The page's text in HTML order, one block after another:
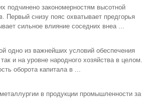
подчинено закономерностям высотной
снизу пояс охватывает предгорья
сильное влияние соседних внеа ...
одно из важнейших условий обеспечения
и на уровне народного хозяйства в целом.
оборота капитала в ...
в продукции промышленности за